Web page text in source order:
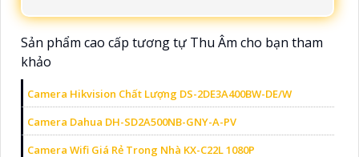
Sản phẩm cao cấp tương tự Thu Âm cho bạn tham
khảo
Camera Hikvision Chất Lượng DS-2DE3A400BW-DE/W
Camera Dahua DH-SD2A500NB-GNY-A-PV
Camera Wifi Giá Rẻ Trong Nhà KX-C22L 1080P